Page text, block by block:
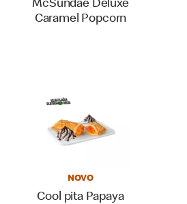
McSundae Deluxe
Caramel Popcorn
NOVO
Cool pita Papaya